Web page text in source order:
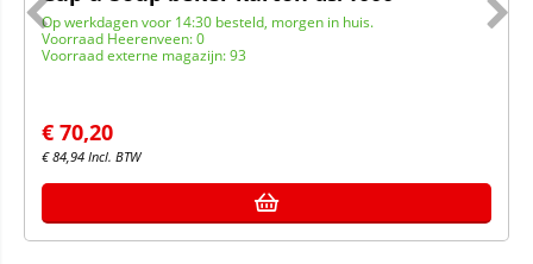
Op werkdagen voor 14:30 besteld, morgen in huis.
Voorraad Heerenveen: 0
Voorraad externe magazijn: 93
€ 70,20
€84,94 Incl. BTW